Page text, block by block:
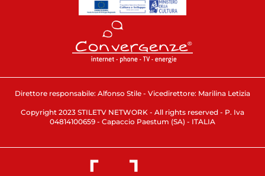
Direttore responsabile: Alfonso Stile - Vicedirettore: Marilina Letizia
Copyright 2023 STILETV NETWORK - All rights reserved - P. Iva
04814100659 - Capaccio Paestum (SA) - ITALIA